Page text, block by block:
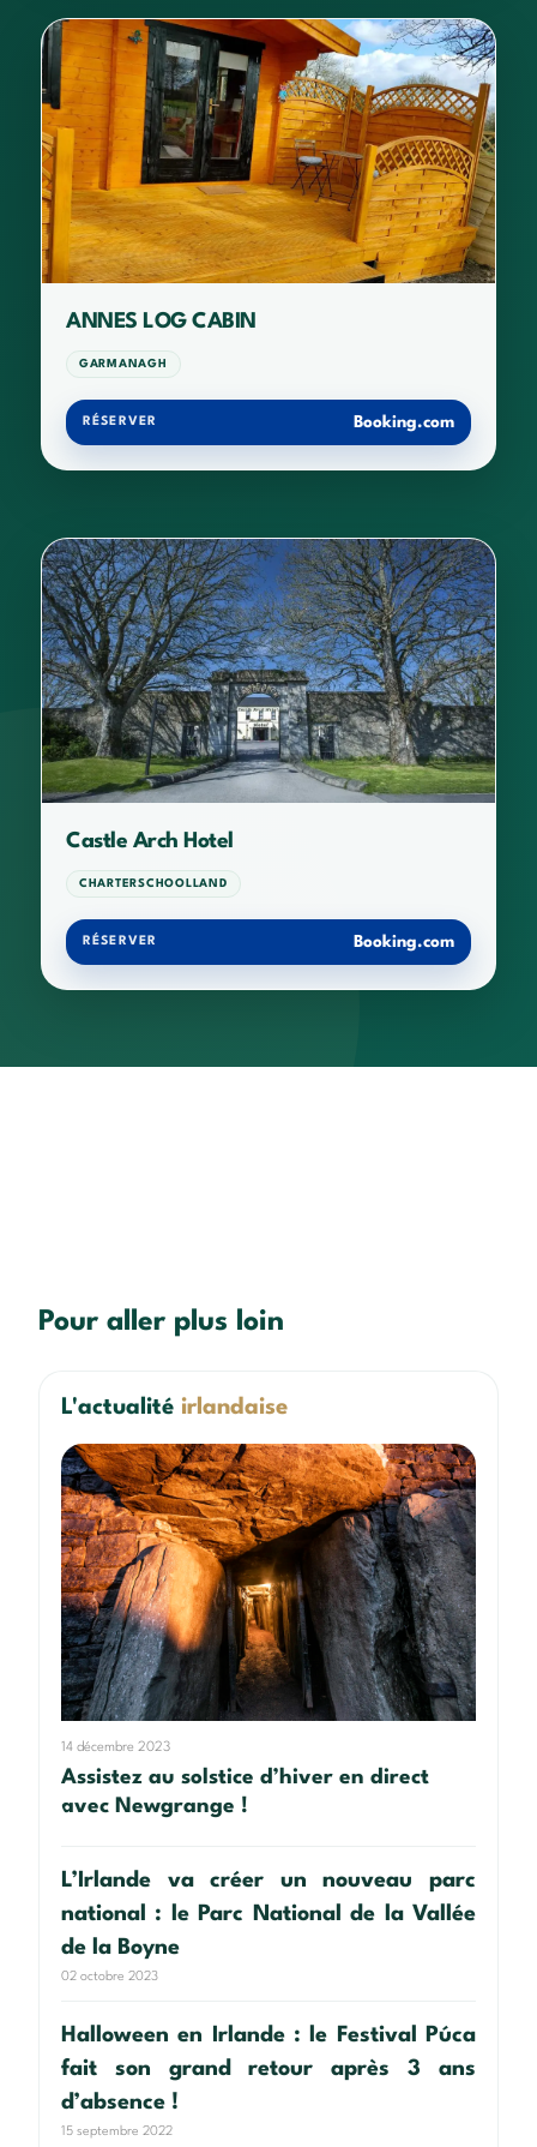
ANNES LOG CABIN
GARMANAGH
RÉSERVER Booking.com
Castle Arch Hotel
CHARTERSCHOOLLAND
RÉSERVER Booking.com
Pour aller plus loin
L'actualité irlandaise
14 décembre 2023
Assistez au solstice d’hiver en direct
avec Newgrange !
L’Irlande va créer un nouveau parc
national : le Parc National de la Vallée
de la Boyne
02 octobre 2023
Halloween en Irlande : le Festival Púca
fait son grand retour après 3 ans
d’absence !
15 septembre 2022